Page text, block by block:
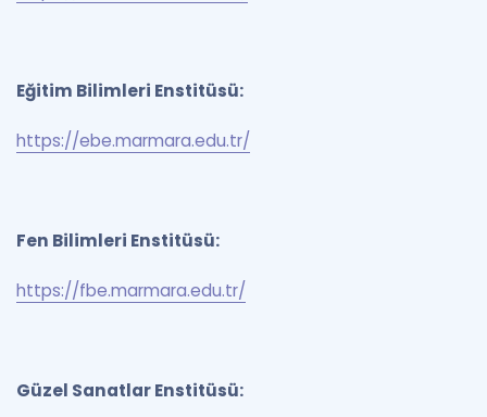
Eğitim Bilimleri Enstitüsü:
https://ebe.marmara.edu.tr/
Fen Bilimleri Enstitüsü:
https://fbe.marmara.edu.tr/
Güzel Sanatlar Enstitüsü: